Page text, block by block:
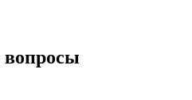
вопросы